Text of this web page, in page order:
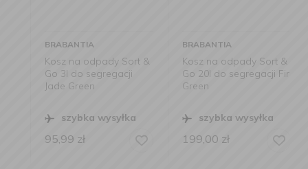
BRABANTIA
Kosz na odpady Sort &
Go 3l do segregacji
Jade Green
szybka wysyłka
95,99zł
BRABANTIA
Kosz na odpady Sort &
Go 20l do segregacji Fir
Green
szybka wysyłka
199,00zł